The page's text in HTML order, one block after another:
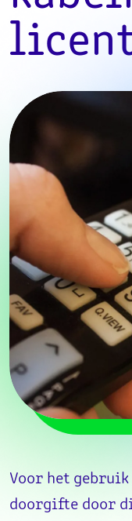
Voor het
doorgifte door